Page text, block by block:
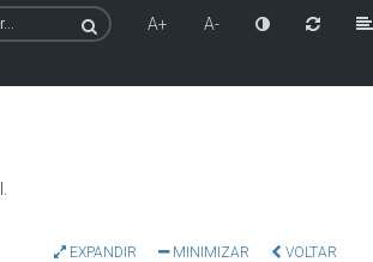
A+ A-
EXPANDIR MINIMIZAR VOLTAR